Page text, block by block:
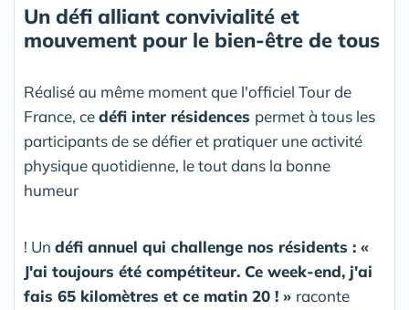
Un défi alliant convivialité et
mouvement pour le bien-être de tous
Réalisé au même moment que l'officiel Tour de
France, cedéfi inter résidences permet à tous les
participants de se défier et pratiquer une activité
physique quotidienne, le tout dans la bonne
humeur
! Un défi annuel qui challenge nos résidents : «
J'ai toujours été compétiteur. Ce week-end, j'ai
fais 65 kilomètres et ce matin 20 ! » raconte